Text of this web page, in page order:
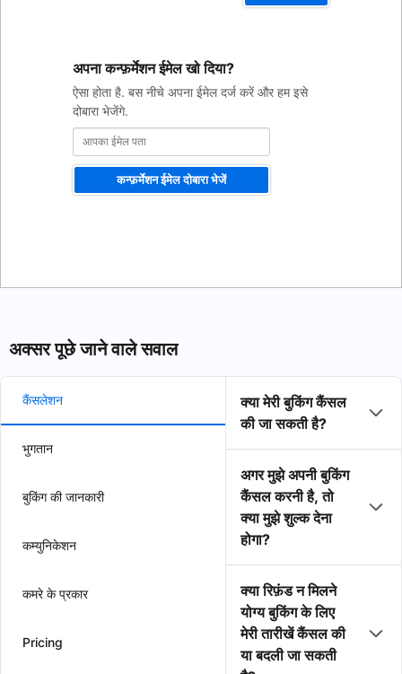
अपना कन्फ़र्मेशन ईमेल खो दिया?
ऐसा होता है. बस नीचे अपना ईमेल दर्ज करें और हम इसे
दोबारा भेजेंगे.
कन्फ़र्मेशन ईमेल दोबारा भेजें
अक्सर पूछे जाने वाले सवाल
कैंसलेशन
भुगतान
बुकिंग की जानकारी
कम्युनिकेशन
कमरे के प्रकार
Pricing
क्या मेरी बुकिंग कैंसल
की जा सकती है?
अगर मुझे अपनी बुकिंग
कैंसल करनी है, तो
क्या मुझे शुल्क देना
होगा?
क्या रिफ़ंड न मिलने
योग्य बुकिंग के लिए
मेरी तारीखें कैंसल की
या बदली जा सकती